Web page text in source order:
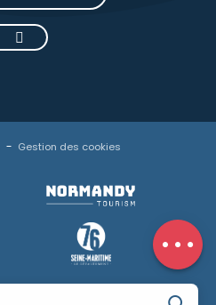
Avis
Gestion des cookies